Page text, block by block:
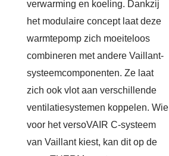
verwarming en koeling. Dankzij
het modulaire concept laat deze
warmtepomp zich moeiteloos
combineren met andere Vaillant-
systeemcomponenten. Ze laat
zich ook vlot aan verschillende
ventilatiesystemen koppelen. Wie
voor het versoVAIR C-systeem
van Vaillant kiest, kan dit op de